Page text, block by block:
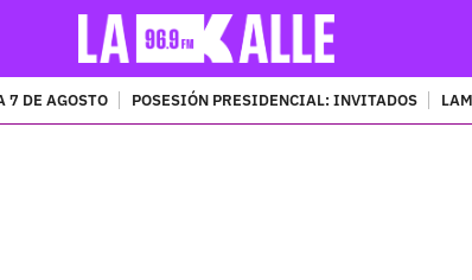
7 DE AGOSTO POSESIÓN PRESIDENCIAL: INVITADOS